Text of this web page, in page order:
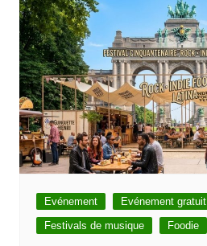
Evénement
Evénement gratuit
Festivals de musique
Foodie